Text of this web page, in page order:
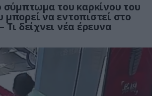
σύμπτωμα του καρκίνου του
μπορεί να εντοπιστεί στο
Τι δείχνει νέα έρευνα